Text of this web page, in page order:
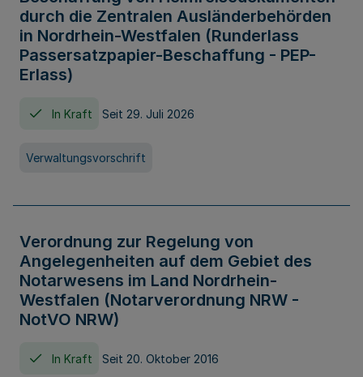
durch die Zentralen Ausländerbehörden
in Nordrhein-Westfalen (Runderlass
Passersatzpapier-Beschaffung - PEP-
Erlass)
In Kraft Seit 29. Juli 2026
Verwaltungsvorschrift
Verordnung zur Regelung von
Angelegenheiten auf dem Gebiet des
Notarwesens im Land Nordrhein-
Westfalen (Notarverordnung NRW -
NotVO NRW)
In Kraft Seit 20. Oktober 2016